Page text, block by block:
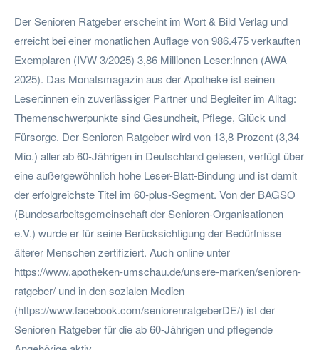
Der Senioren Ratgeber erscheint im Wort & Bild Verlag und
erreicht bei einer monatlichen Auflage von 986.475 verkauften
Exemplaren (IVW 3/2025) 3,86 Millionen Leser:innen (AWA
2025). Das Monatsmagazin aus der Apotheke ist seinen
Leser:innen ein zuverlässiger Partner und Begleiter im Alltag:
Themenschwerpunkte sind Gesundheit, Pflege, Glück und
Fürsorge. Der Senioren Ratgeber wird von 13,8 Prozent (3,34
Mio.) aller ab 60-Jährigen in Deutschland gelesen, verfügt über
eine außergewöhnlich hohe Leser-Blatt-Bindung und ist damit
der erfolgreichste Titel im 60-plus-Segment. Von der BAGSO
(Bundesarbeitsgemeinschaft der Senioren-Organisationen
e.V.) wurde er für seine Berücksichtigung der Bedürfnisse
älterer Menschen zertifiziert. Auch online unter
https://www.apotheken-umschau.de/unsere-marken/senioren-
ratgeber/ und in den sozialen Medien
(https://www.facebook.com/seniorenratgeberDE/) ist der
Senioren Ratgeber für die ab 60-Jährigen und pflegende